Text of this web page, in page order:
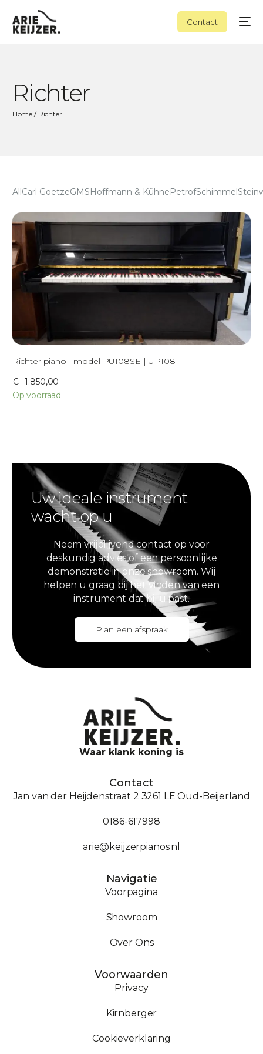
Contact
Richter
Home / Richter
AllCarl GoetzeGMSHoffmann & KühnePetrofSchimmel
Richter piano | model PU108SE | UP108
€ 1.850,00
Op voorraad
Uw ideale instrument
wacht op u
Neem vrijblijvend contact op voor
deskundig advies of een persoonlijke
demonstratie in onze showroom. Wij
helpen u graag bij het vinden van een
instrument dat bij u past.
Plan een afspraak
Waar klank koning is
Contact
Jan van der Heijdenstraat 2 3261 LE Oud-Beijerland
0186-617998
arie@keijzerpianos.nl
Navigatie
Voorpagina
Showroom
Over Ons
Voorwaarden
Privacy
Kirnberger
Cookieverklaring